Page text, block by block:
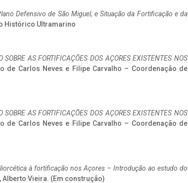
Defensivo de São Miguel, e Situação da Fortificação e da
Histórico Ultramarino
SOBRE AS FORTIFICAÇÕES DOS AÇORES EXISTENTES NOS
de Carlos Neves e Filipe Carvalho – Coordenação de
SOBRE AS FORTIFICAÇÕES DOS AÇORES EXISTENTES NOS
de Carlos Neves e Filipe Carvalho – Coordenação de
à fortificação nos Açores – Introdução ao estudo do
, Alberto Vieira. (Em construção)